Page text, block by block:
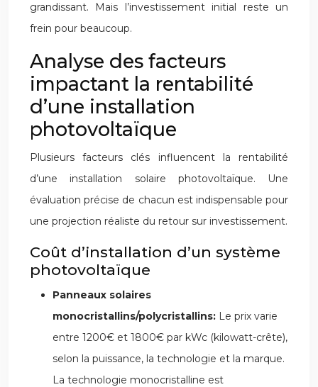
grandissant. Mais l’investissement initial reste un
frein pour beaucoup.
Analyse des facteurs
impactant la rentabilité
d’une installation
photovoltaïque
Plusieurs facteurs clés influencent la rentabilité
d’une installation solaire photovoltaïque. Une
évaluation précise de chacun est indispensable pour
une projection réaliste du retour sur investissement.
Coût d’installation d’un système
photovoltaïque
Panneaux solaires
monocristallins/polycristallins: Le prix varie
entre 1200€ et 1800€ par kWc (kilowatt-crête),
selon la puissance, la technologie et la marque.
La technologie monocristalline est